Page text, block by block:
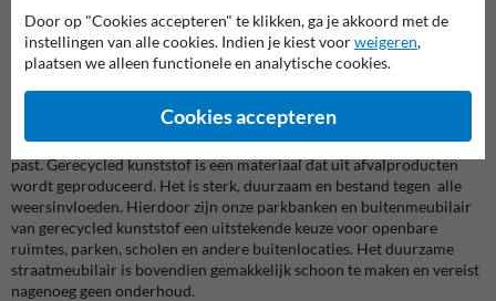
Buitenbanken en parkbanken van duurzaam materiaal
Op Straatmeubilairkopen.nl vind je een uitgebreid assortiment
moderne kunststof tuinbank van gerecycled materiaal of een
traditionele bank, je vindt altijd iets dat bij jouw smaak en wensen
past. Gerecycled kunststof is een materiaal dat uit afvalproducten
wordt geproduceerd. Het is sterk, duurzaam en bestand tegen alle
weersinvloeden. Hierdoor zijn onze parkbanken en buitenmeubilair
van gerecycled kunststof een uitstekende keuze voor openbare
ruimtes, parken, scholen en andere buitenlocaties. Het duurzame
straatmeubilair is bovendien gemakkelijk schoon te maken en vereist
nagenoeg geen onderhoud.
Door op "Cookies accepteren" te klikken, ga je akkoord met de
instellingen van alle cookies. Indien je kiest voorweigeren,
plaatsen we alleen functionele en analytische cookies.
Cookies accepteren